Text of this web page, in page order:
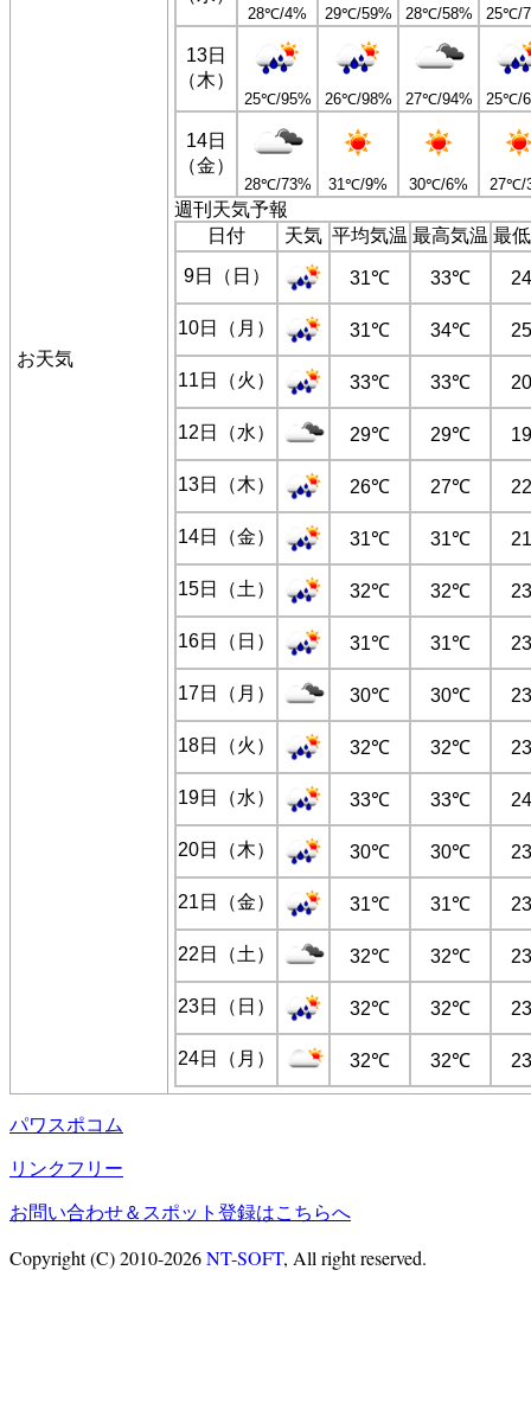
お天気
28℃/4% 29℃/59% 28℃/58% 25℃/
13日
（木）
25℃/95% 26℃/98% 27℃/94% 25℃/
14日
（金）
28℃/73% 31℃/9% 30℃/6% 27℃/
週刊天気予報
日付
天気 平均気温 最高気温 最
9日（日）
31℃ 33℃
10日（月） 31℃ 34℃
11日（火） 33℃ 33℃
12日（水） 29℃ 29℃
13日（木） 26℃ 27℃
14日（金） 31℃ 31℃
15日（土） 32℃ 32℃
16日（日） 31℃ 31℃
17日（月） 30℃ 30℃
18日（火） 32℃ 32℃
19日（水） 33℃ 33℃
20日（木） 30℃ 30℃
21日（金） 31℃ 31℃
22日（土） 32℃ 32℃
23日（日） 32℃ 32℃
24日（月） 32℃ 32℃
パワスポコム
リンクフリー
お問い合わせ＆スポット登録はこちらへ
Copyright (C) 2010-2026NT-SOFT, All right reserved.